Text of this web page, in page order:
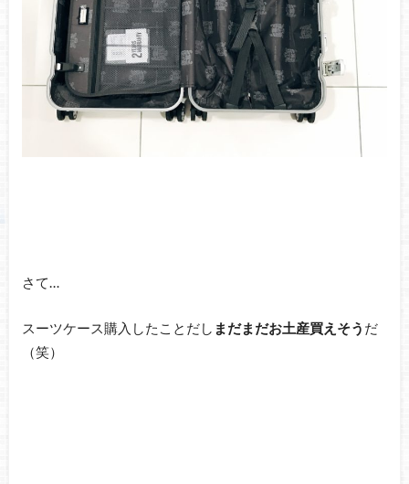
さて…
スーツケース購入したことだし まだまだお土産買えそう だ
（笑）